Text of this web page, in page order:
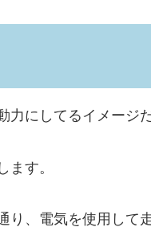
力にしてるイメー
ます。
り、電気を使用して